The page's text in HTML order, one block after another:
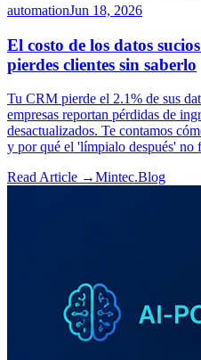
automationJun 18, 2026
El costo de los datos
pierdes clientes sin saberlo
Tu CRM pierde el 2.1% de sus
empresas reportan pérdidas de
desactualizados. Te contamos
y por qué el 'límpialo después' no
Read Article →Mintec.Blog